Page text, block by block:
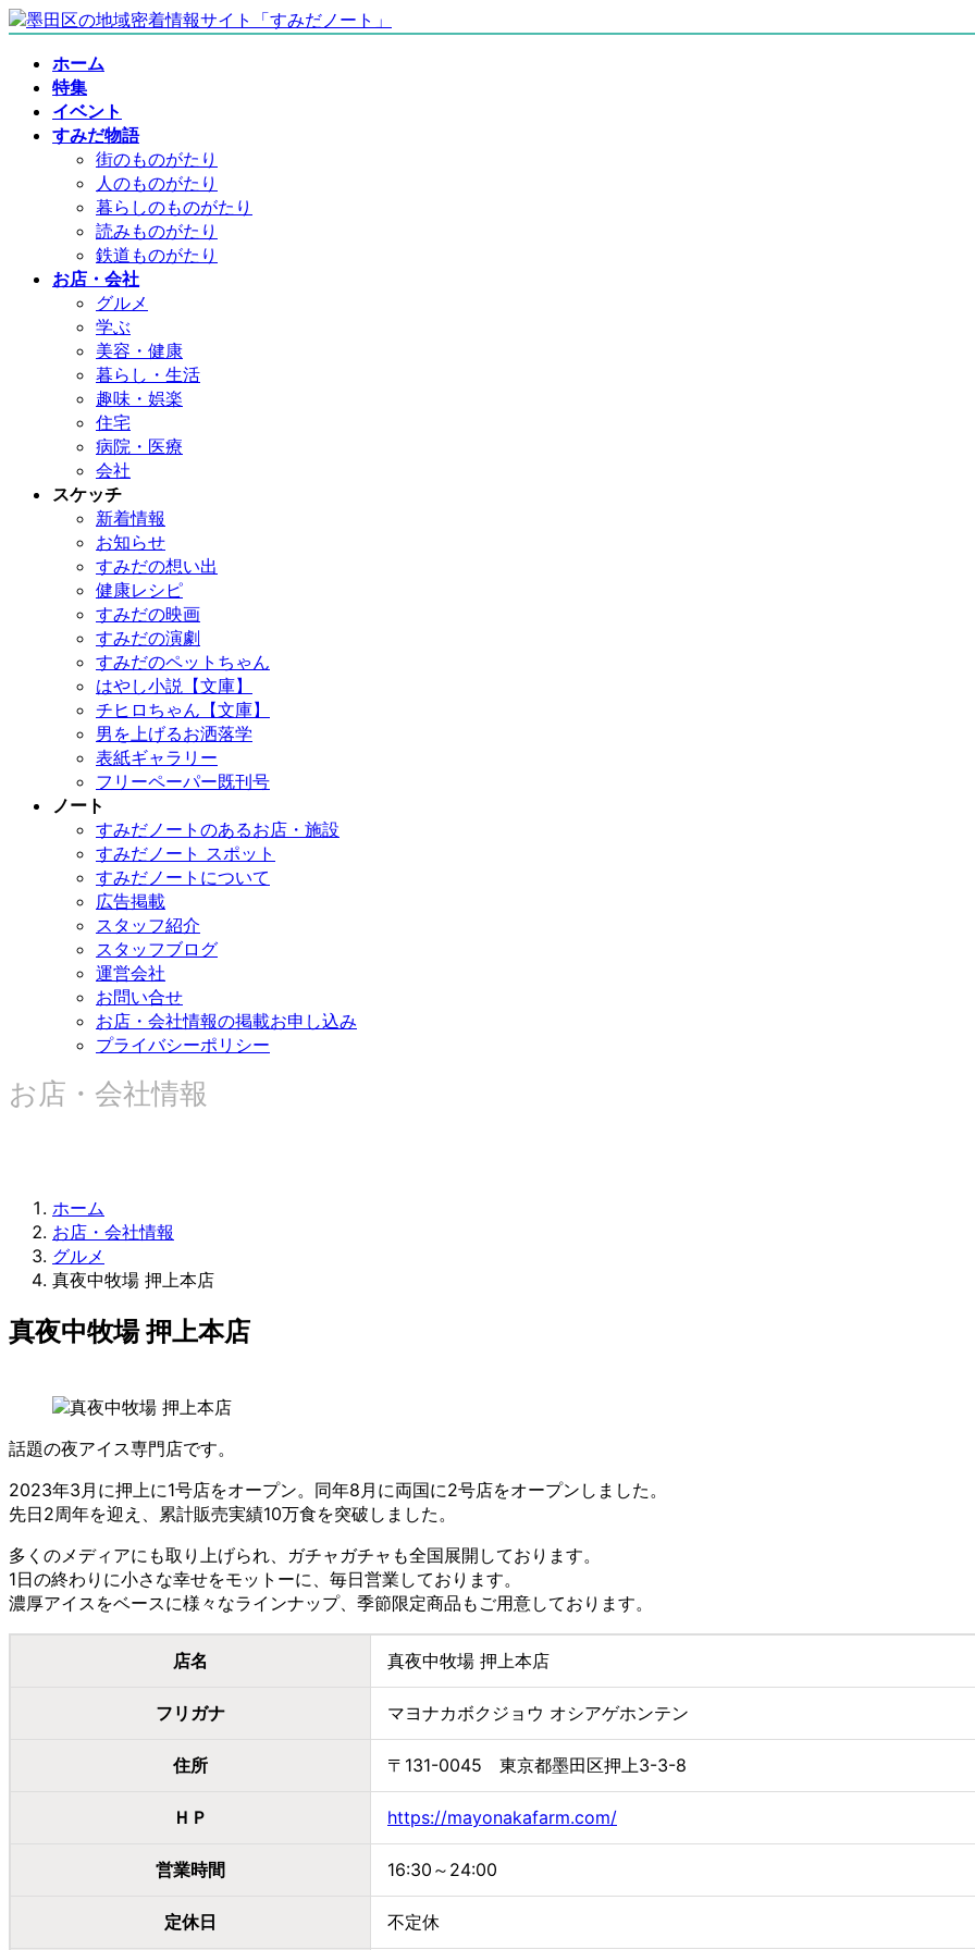
コ
ナ
ホーム
特集
イベント
すみだ物語
街のものがたり
人のものがたり
暮らしのものがたり
読みものがたり
鉄道ものがたり
お店・会社
グルメ
学ぶ
美容・健康
暮らし・生活
趣味・娯楽
住宅
病院・医療
会社
スケッチ
新着情報
お知らせ
すみだの想い出
健康レシピ
すみだの映画
すみだの演劇
すみだのペットちゃん
はやし小説【文庫】
チヒロちゃん【文庫】
男を上げるお洒落学
表紙ギャラリー
フリーペーパー既刊号
ノート
すみだノートのあるお店・施設
すみだノート スポット
すみだノートについて
広告掲載
スタッフ紹介
スタッフブログ
運営会社
お問い合せ
お店・会社情報の掲載お申し込み
プライバシーポリシー
お店・会社情報
ホーム
お店・会社情報
グルメ
真夜中牧場 押上本店
真夜中牧場 押上本店
話題の夜アイス専門店です。
2023年3月に押上に1号店をオープン。同年8月に両国に2号店をオープンしました。
先日2周年を迎え、累計販売実績10万食を突破しました。
多くのメディアにも取り上げられ、ガチャガチャも全国展開しております。
1日の終わりに小さな幸せをモットーに、毎日営業しております。
濃厚アイスをベースに様々なラインナップ、季節限定商品もご用意しております。
店名 真夜中牧場 押上本店
フリガナ マヨナカボクジョウ オシアゲホンテン
住所 〒131-0045 東京都墨田区押上3-3-8
ＨＰ https://mayonakafarm.com/
営業時間 16:30～24:00
定休日 不定休